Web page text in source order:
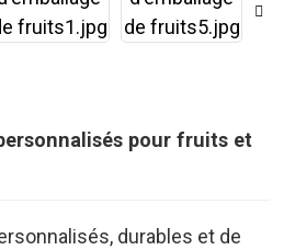
pour fruits et
durables et de